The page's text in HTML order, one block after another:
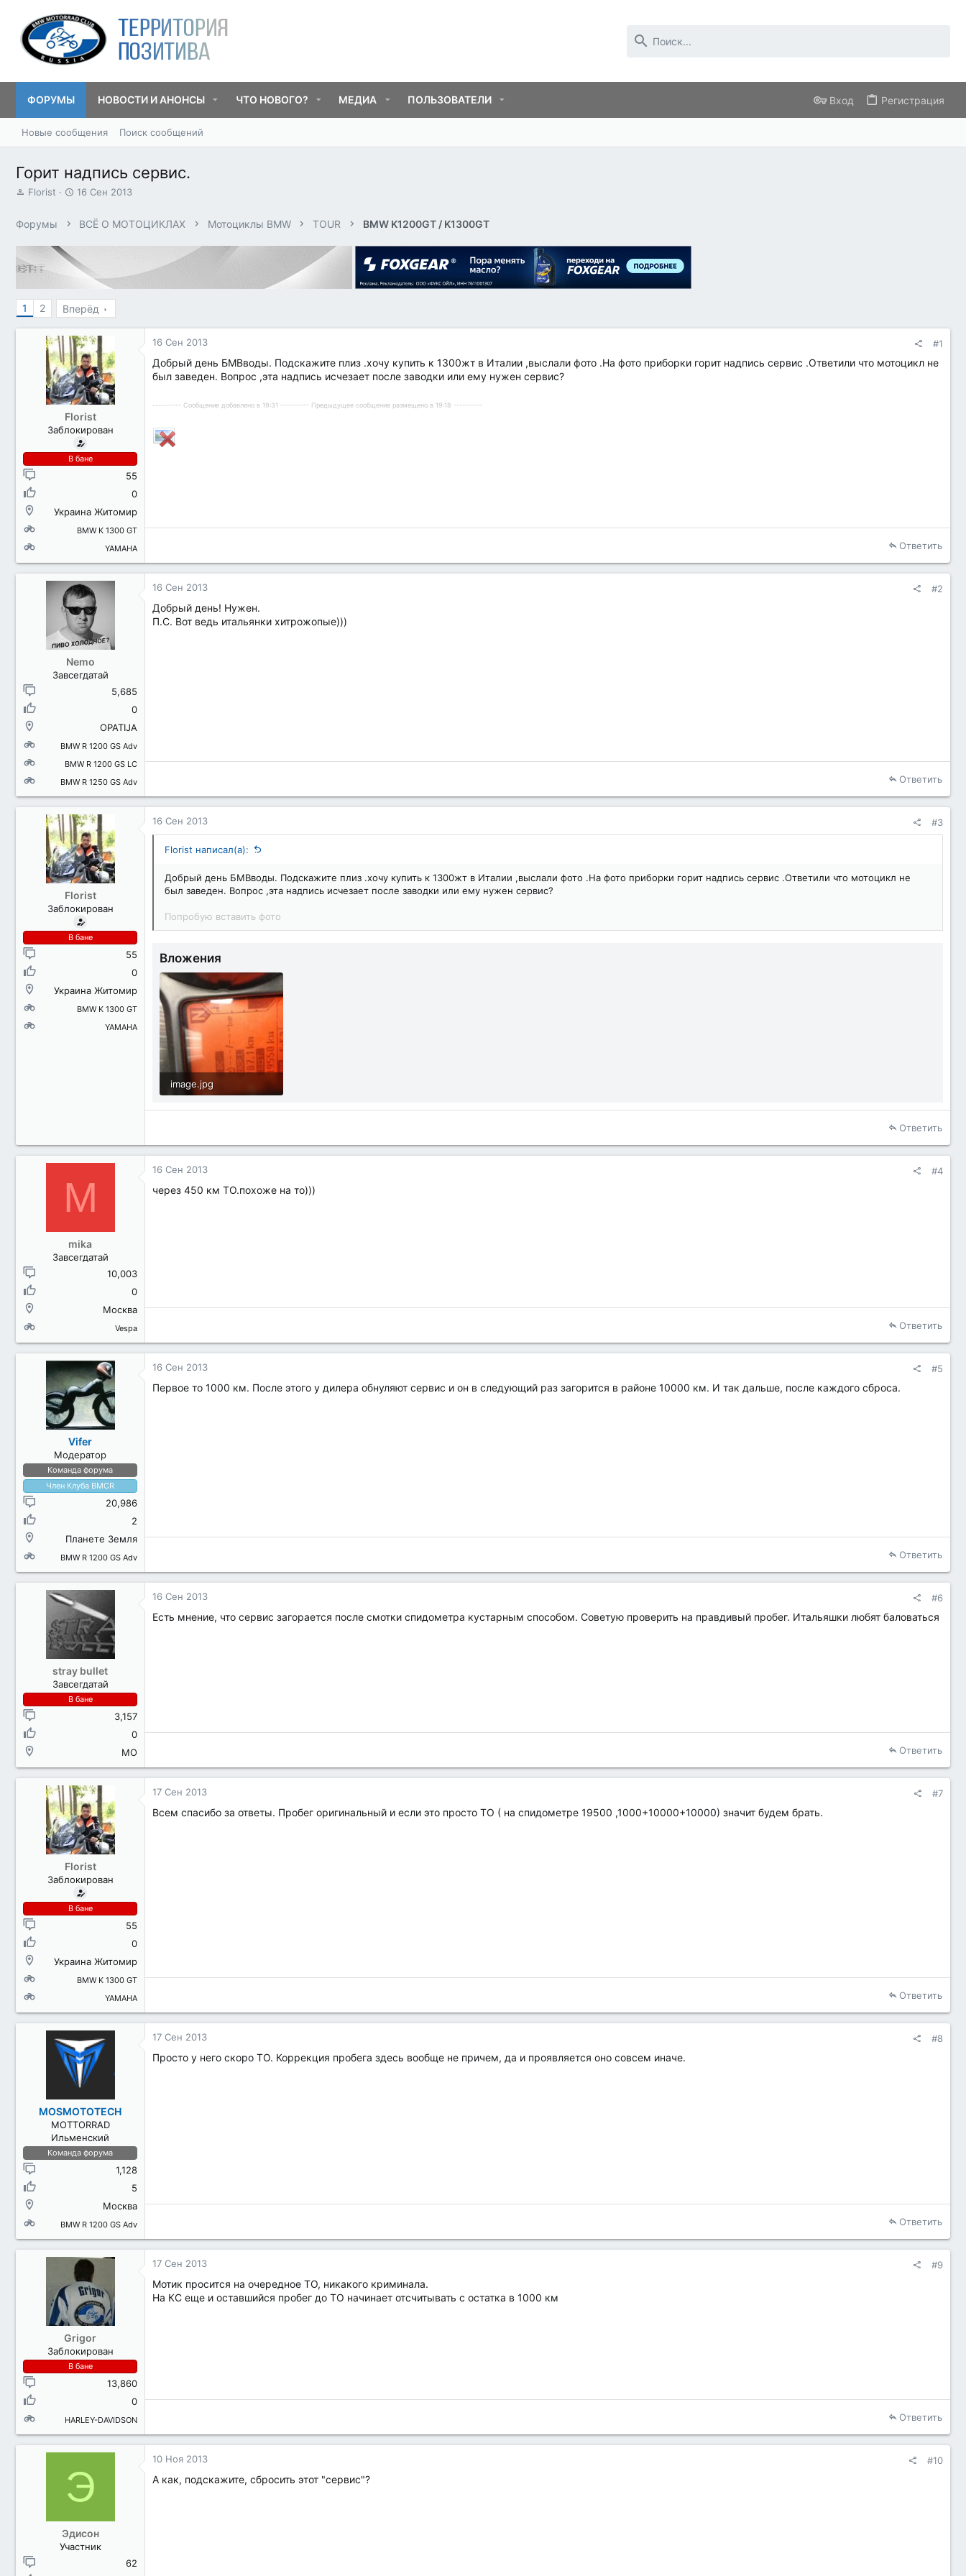
ФОРУМЫ НОВОСТИ И АНОНСЫ ЧТО НОВОГО? МЕДИА ПОЛЬЗОВАТЕЛИ Вход Регистрация
Новые сообщения Поиск сообщений
Горит надпись сервис.
А
о
е
Florist
Д
а
ч
а
16 Сен 2013
Форумы ВСЁ О МОТОЦИКЛАХ Мотоциклы BMW TOUR BMW K1200GT / K1300GT
1 2 Вперёд
Florist
Заблокирован
В бане
55
0
Украина Житомир
BMW K 1300 GT
YAMAHA
16 Сен 2013 #1
Добрый день БМВводы. Подскажите плиз .хочу купить к 1300жт в Италии ,выслали фото .На фото приборки горит надпись сервис .Ответили что мотоцикл не
был заведен. Вопрос ,эта надпись исчезает после заводки или ему нужен сервис?
---------- Сообщение добавлено в 19:31 ---------- Предыдущее сообщение размещено в 19:18 ----------
Ответить
Nemo
Завсегдатай
5,685
0
OPATIJA
BMW R 1200 GS Adv
BMW R 1200 GS LC
BMW R 1250 GS Adv
16 Сен 2013 #2
Добрый день! Нужен.
П.С. Вот ведь итальянки хитрожопые)))
Ответить
Florist
Заблокирован
В бане
55
0
Украина Житомир
BMW K 1300 GT
YAMAHA
16 Сен 2013 #3
Florist написал(а):
Добрый день БМВводы. Подскажите плиз .хочу купить к 1300жт в Италии ,выслали фото .На фото приборки горит надпись сервис .Ответили что мотоцикл не
был заведен. Вопрос ,эта надпись исчезает после заводки или ему нужен сервис?
Попробую вставить фото
Вложения
image.jpg
Ответить
M
mika
Завсегдатай
10,003
0
Москва
Vespa
16 Сен 2013 #4
через 450 км ТО.похоже на то)))
Ответить
Vifer
Модератор
Команда форума
Член Клуба BMCR
20,986
2
Планете Земля
BMW R 1200 GS Adv
16 Сен 2013 #5
Первое то 1000 км. После этого у дилера обнуляют сервис и он в следующий раз загорится в районе 10000 км. И так дальше, после каждого сброса.
Ответить
stray bullet
Завсегдатай
В бане
3,157
0
МО
16 Сен 2013 #6
Есть мнение, что сервис загорается после смотки спидометра кустарным способом. Советую проверить на правдивый пробег. Итальяшки любят баловаться
Ответить
Florist
Заблокирован
В бане
55
0
Украина Житомир
BMW K 1300 GT
YAMAHA
17 Сен 2013 #7
Всем спасибо за ответы. Пробег оригинальный и если это просто ТО ( на спидометре 19500 ,1000+10000+10000) значит будем брать.
Ответить
MOSMOTOTECH
MOTTORRAD
Ильменский
Команда форума
1,128
5
Москва
BMW R 1200 GS Adv
17 Сен 2013 #8
Просто у него скоро ТО. Коррекция пробега здесь вообще не причем, да и проявляется оно совсем иначе.
Ответить
Grigor
Заблокирован
В бане
13,860
0
HARLEY-DAVIDSON
17 Сен 2013 #9
Мотик просится на очередное ТО, никакого криминала.
На КС еще и оставшийся пробег до ТО начинает отсчитывать с остатка в 1000 км
Ответить
Э
Эдисон
Участник
62
10 Ноя 2013 #10
А как, подскажите, сбросить этот "сервис"?